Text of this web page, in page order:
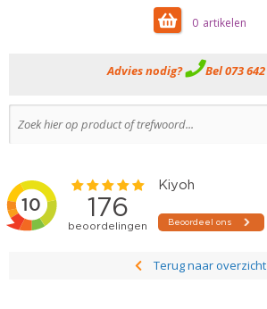
0
Advies nodig? Bel 073
Terug naar overzicht